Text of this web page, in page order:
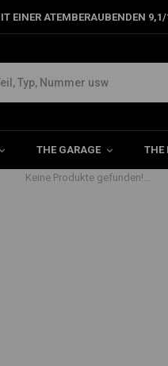
EINER ATEMBERAUBENDEN
THE GARAGE THE
helm
Keine Produkte gefunden!...